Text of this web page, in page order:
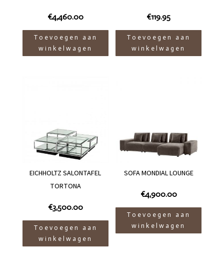
€4,460.00
Toevoegen aan
winkelwagen
€119.95
Toevoegen aan
winkelwagen
EICHHOLTZ SALONTAFEL
TORTONA
€3,500.00
Toevoegen aan
winkelwagen
SOFA MONDIAL LOUNGE
€4,900.00
Toevoegen aan
winkelwagen